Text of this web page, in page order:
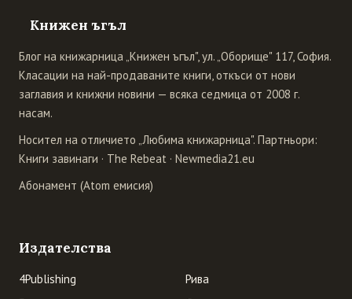
Книжен ъгъл
Блог на книжарница „Книжен ъгъл", ул. „Оборище" 117, София.
Класации на най-продаваните книги, откъси от нови
заглавия и книжни новини — всяка седмица от 2008 г.
насам.
Носител на отличието „Любима книжарница". Партньори:
Книги завинаги · The Rebeat · Newmedia21.eu
Абонамент (Atom емисия)
Издателства
4Publishing
Рива